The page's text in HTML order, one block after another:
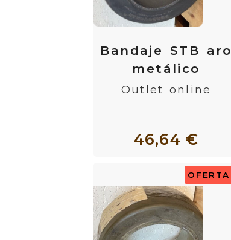
Bandaje STB aro
metálico
Outlet online
46,64 €
OFERTA